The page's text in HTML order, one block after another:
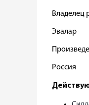
Владелец
Эвалар
Россия